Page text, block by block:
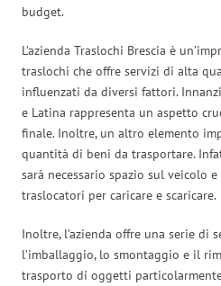
budget.
L’azienda Traslochi Brescia è
traslochi che offre servizi di alta
influenzati da diversi fattori.
e Latina rappresenta un aspetto
finale. Inoltre, un altro elemento
quantità di beni da trasportare.
sarà necessario spazio sul veicolo
traslocatori per caricare e scaricare.
Inoltre, l’azienda offre una serie di
l’imballaggio, lo smontaggio e il
trasporto di oggetti